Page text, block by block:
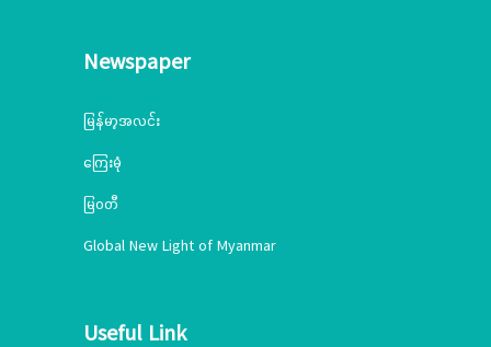
Newspaper
မြန်မာ့အလင်း
ကြေးမုံ
မြဝတီ
Global New Light of Myanmar
Useful Link